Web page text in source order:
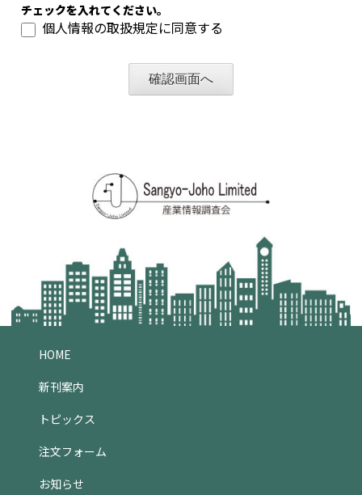
チェックを入れてください。
個人情報の取扱規定に同意する
HOME
新刊案内
トピックス
注文フォーム
お知らせ